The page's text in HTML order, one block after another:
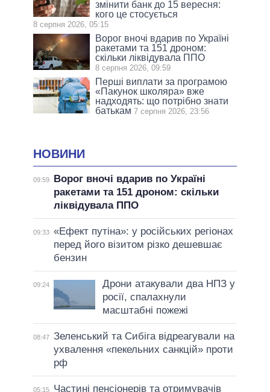
змінити банк до 15 вересня:
кого це стосується
8 серпня 2026, 05:15
Ворог вночі вдарив по Україні
ракетами та 151 дроном:
скільки ліквідувала ППО
8 серпня 2026, 09:59
Перші виплати за програмою
«Пакунок школяра» вже
надходять: що потрібно знати
батькам 7 серпня 2026, 23:56
НОВИНИ
09:59
Ворог вночі вдарив по Україні
ракетами та 151 дроном: скільки
ліквідувала ППО
09:33 «Ефект путіна»: у російських регіонах
перед його візитом різко дешевшає
бензин
09:24
Дрони атакували два НПЗ у
росії, спалахнули
масштабні пожежі
08:47 Зеленський та Сибіга відреагували на
ухвалення «пекельних санкцій» проти
рф
05:15
Частині пенсіонерів та отримувачів